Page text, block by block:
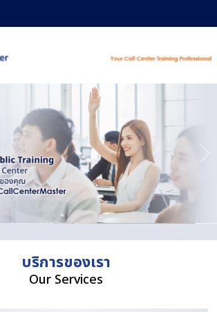
บริการของเรา
Our Services